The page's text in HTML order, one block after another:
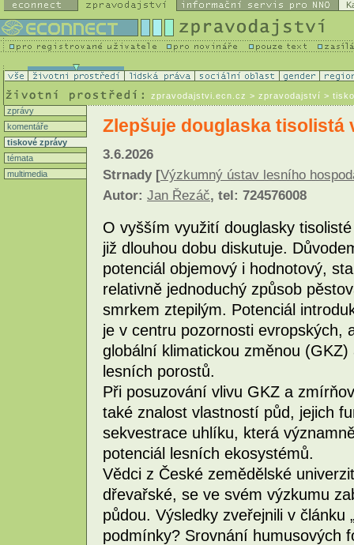
zpravodajstvi.ecn.cz > zpravodajství >
zprávy
komentáře
tiskové zprávy
témata
multimedia
Zlepšuje douglaska tisolistá
3.6.2026
Strnady [Výzkumný ústav lesního
Autor: Jan Řezáč, tel: 724576008
O vyšším využití douglasky
již dlouhou dobu diskutuje.
potenciál objemový i hodnotový,
relativně jednoduchý způsob
smrkem ztepilým. Potenciál
je v centru pozornosti evropských,
globální klimatickou změnou
lesních porostů.
Při posuzování vlivu GKZ a
také znalost vlastností půd, jejich
sekvestrace uhlíku, která
potenciál lesních ekosystémů.
Vědci z České zemědělské
dřevařské, se ve svém výzkumu
půdou. Výsledky zveřejnili v článku
podmínky? Srovnání humusových